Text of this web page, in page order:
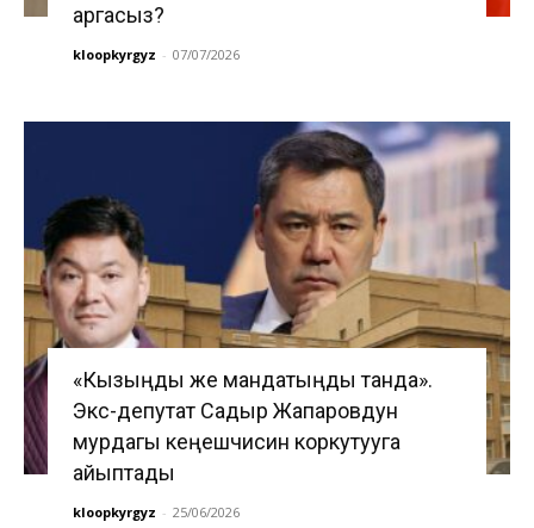
аргасыз?
kloopkyrgyz - 07/07/2026
«Кызыңды же мандатыңды танда».
Экс-депутат Садыр Жапаровдун
мурдагы кеңешчисин коркутууга
айыптады
kloopkyrgyz - 25/06/2026